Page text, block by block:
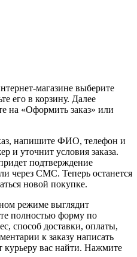
магазине выберите
его в корзину. Далее
на «Оформить заказ» или
напишите ФИО, телефон и
и уточнит условия заказа.
подтверждение
через СМС. Теперь останется
новой покупке.
режиме выглядит
полностью форму по
способ доставки, оплаты,
к заказу написать
вас найти. Нажмите